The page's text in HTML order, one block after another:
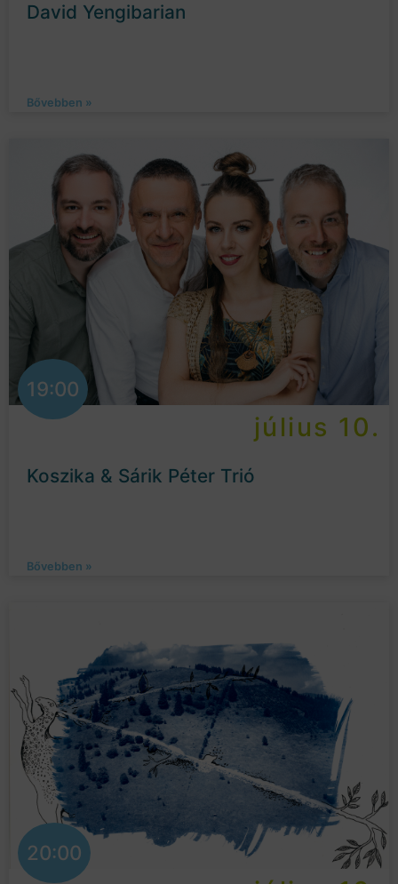
David Yengibarian
Bővebben »
19:00
július 10.
Koszika & Sárik Péter Trió
Bővebben »
20:00